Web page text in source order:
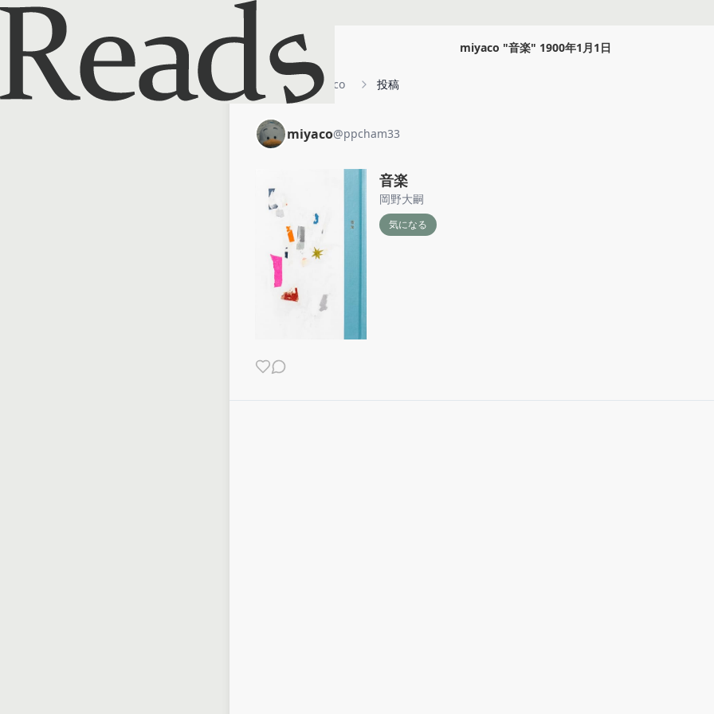
miyaco "音楽" 1900年1月1日
miyaco 投稿
miyaco@ppcham33
音楽
岡野大嗣
気になる